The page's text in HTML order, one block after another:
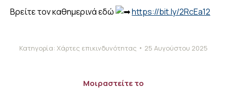
Βρείτε τον καθημερινά εδώ
https://bit.ly/2RcEa12
Κατηγορία: Χάρτες επικινδυνότητας 25 Αυγούστου 2025
Μοιραστείτε το